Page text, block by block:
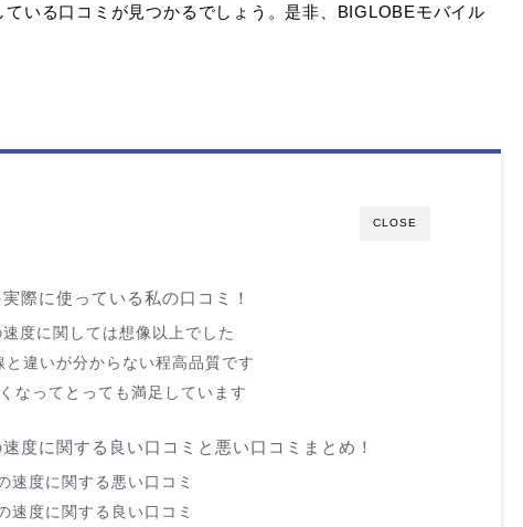
いる口コミが見つかるでしょう。是非、BIGLOBEモバイル
CLOSE
際に使っている私の口コミ！
度に関しては想像以上でした
違いが分からない程高品質です
なってとっても満足しています
度に関する良い口コミと悪い口コミまとめ！
速度に関する悪い口コミ
速度に関する良い口コミ